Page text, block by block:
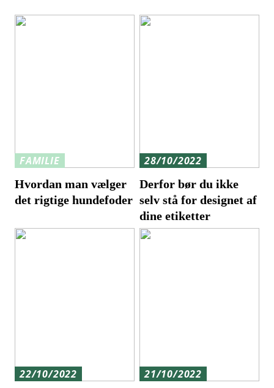
FAMILIE
Hvordan man vælger
det rigtige hundefoder
28/10/2022
Derfor bør du ikke
selv stå for designet af
dine etiketter
22/10/2022
21/10/2022